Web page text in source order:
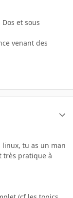
et sous
venant des
linux, tu as un man
très pratique à